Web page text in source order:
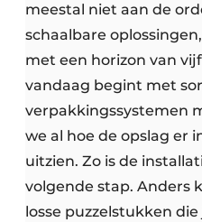
meestal niet aan de
schaalbare
met een horizon van
vandaag begint met
verpakkingssystemen
we al hoe de opslag er
uitzien. Zo is de
volgende stap. Anders
losse puzzelstukken